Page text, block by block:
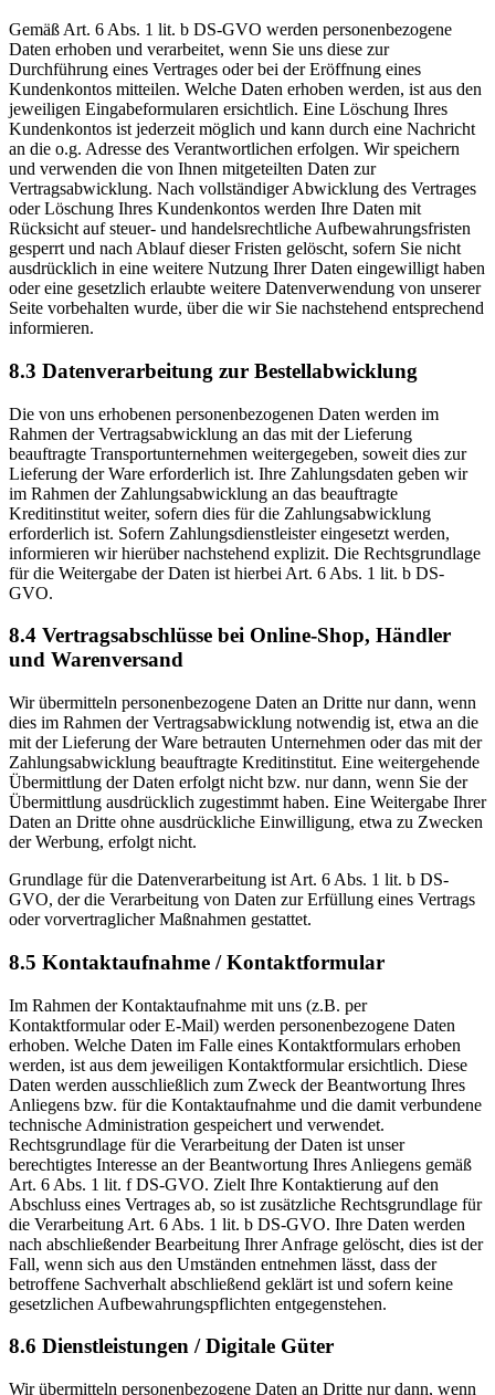
Gemäß Art. 6 Abs. 1 lit. b DS-GVO werden personenbezogene
Daten erhoben und verarbeitet, wenn Sie uns diese zur
Durchführung eines Vertrages oder bei der Eröffnung eines
Kundenkontos mitteilen. Welche Daten erhoben werden, ist aus den
jeweiligen Eingabeformularen ersichtlich. Eine Löschung Ihres
Kundenkontos ist jederzeit möglich und kann durch eine Nachricht
an die o.g. Adresse des Verantwortlichen erfolgen. Wir speichern
und verwenden die von Ihnen mitgeteilten Daten zur
Vertragsabwicklung. Nach vollständiger Abwicklung des Vertrages
oder Löschung Ihres Kundenkontos werden Ihre Daten mit
Rücksicht auf steuer- und handelsrechtliche Aufbewahrungsfristen
gesperrt und nach Ablauf dieser Fristen gelöscht, sofern Sie nicht
ausdrücklich in eine weitere Nutzung Ihrer Daten eingewilligt haben
oder eine gesetzlich erlaubte weitere Datenverwendung von unserer
Seite vorbehalten wurde, über die wir Sie nachstehend entsprechend
informieren.
8.3 Datenverarbeitung zur Bestellabwicklung
Die von uns erhobenen personenbezogenen Daten werden im
Rahmen der Vertragsabwicklung an das mit der Lieferung
beauftragte Transportunternehmen weitergegeben, soweit dies zur
Lieferung der Ware erforderlich ist. Ihre Zahlungsdaten geben wir
im Rahmen der Zahlungsabwicklung an das beauftragte
Kreditinstitut weiter, sofern dies für die Zahlungsabwicklung
erforderlich ist. Sofern Zahlungsdienstleister eingesetzt werden,
informieren wir hierüber nachstehend explizit. Die Rechtsgrundlage
für die Weitergabe der Daten ist hierbei Art. 6 Abs. 1 lit. b DS-
GVO.
8.4 Vertragsabschlüsse bei Online-Shop, Händler
und Warenversand
Wir übermitteln personenbezogene Daten an Dritte nur dann, wenn
dies im Rahmen der Vertragsabwicklung notwendig ist, etwa an die
mit der Lieferung der Ware betrauten Unternehmen oder das mit der
Zahlungsabwicklung beauftragte Kreditinstitut. Eine weitergehende
Übermittlung der Daten erfolgt nicht bzw. nur dann, wenn Sie der
Übermittlung ausdrücklich zugestimmt haben. Eine Weitergabe Ihrer
Daten an Dritte ohne ausdrückliche Einwilligung, etwa zu Zwecken
der Werbung, erfolgt nicht.
Grundlage für die Datenverarbeitung ist Art. 6 Abs. 1 lit. b DS-
GVO, der die Verarbeitung von Daten zur Erfüllung eines Vertrags
oder vorvertraglicher Maßnahmen gestattet.
8.5 Kontaktaufnahme / Kontaktformular
Im Rahmen der Kontaktaufnahme mit uns (z.B. per
Kontaktformular oder E-Mail) werden personenbezogene Daten
erhoben. Welche Daten im Falle eines Kontaktformulars erhoben
werden, ist aus dem jeweiligen Kontaktformular ersichtlich. Diese
Daten werden ausschließlich zum Zweck der Beantwortung Ihres
Anliegens bzw. für die Kontaktaufnahme und die damit verbundene
technische Administration gespeichert und verwendet.
Rechtsgrundlage für die Verarbeitung der Daten ist unser
berechtigtes Interesse an der Beantwortung Ihres Anliegens gemäß
Art. 6 Abs. 1 lit. f DS-GVO. Zielt Ihre Kontaktierung auf den
Abschluss eines Vertrages ab, so ist zusätzliche Rechtsgrundlage für
die Verarbeitung Art. 6 Abs. 1 lit. b DS-GVO. Ihre Daten werden
nach abschließender Bearbeitung Ihrer Anfrage gelöscht, dies ist der
Fall, wenn sich aus den Umständen entnehmen lässt, dass der
betroffene Sachverhalt abschließend geklärt ist und sofern keine
gesetzlichen Aufbewahrungspflichten entgegenstehen.
8.6 Dienstleistungen / Digitale Güter
Wir übermitteln personenbezogene Daten an Dritte nur dann, wenn